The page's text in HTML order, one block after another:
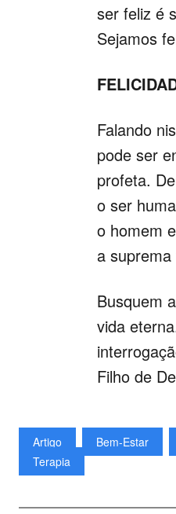
ser feliz é
Sejamos
Falando
pode ser
profeta.
o ser
o homem
a
Busquem
vida
Filho de
Artigo Bem-Estar
Terapia